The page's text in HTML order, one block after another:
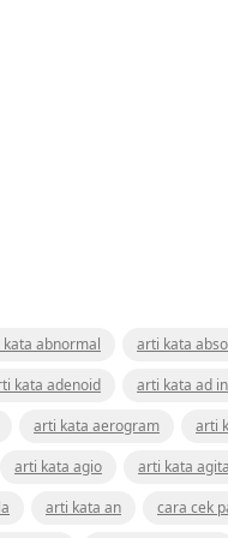
abnormal arti kata
kata adenoid arti kata ad
arti kata aerogram
arti
arti kata agio arti kata
arti kata an
cara cek